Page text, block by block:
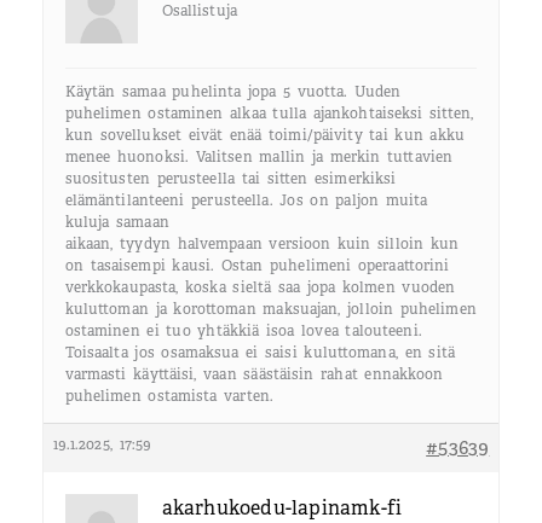
Osallistuja
Käytän samaa puhelinta jopa 5 vuotta. Uuden
puhelimen ostaminen alkaa tulla ajankohtaiseksi sitten,
kun sovellukset eivät enää toimi/päivity tai kun akku
menee huonoksi. Valitsen mallin ja merkin tuttavien
suositusten perusteella tai sitten esimerkiksi
elämäntilanteeni perusteella. Jos on paljon muita
kuluja samaan
aikaan, tyydyn halvempaan versioon kuin silloin kun
on tasaisempi kausi. Ostan puhelimeni operaattorini
verkkokaupasta, koska sieltä saa jopa kolmen vuoden
kuluttoman ja korottoman maksuajan, jolloin puhelimen
ostaminen ei tuo yhtäkkiä isoa lovea talouteeni.
Toisaalta jos osamaksua ei saisi kuluttomana, en sitä
varmasti käyttäisi, vaan säästäisin rahat ennakkoon
puhelimen ostamista varten.
19.1.2025, 17:59 #53639
akarhukoedu-lapinamk-fi